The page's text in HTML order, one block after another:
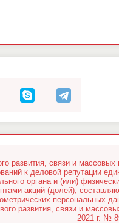
развития, связи и
к деловой репутации
органа и (или)
акций (долей),
персональных
развития, связи и
2021 г. №